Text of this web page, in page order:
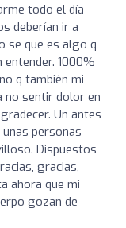
todo el día
deberían ir a
se que es algo q
1000%
q también mi
no sentir dolor en
Un antes
personas
Dispuestos
gracias,
ahora que mi
gozan de